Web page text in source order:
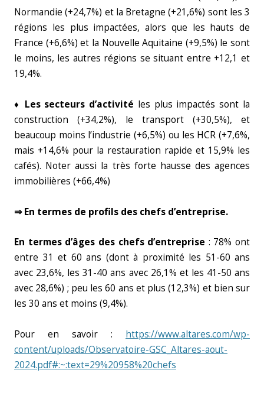
Normandie (+24,7%) et la Bretagne (+21,6%) sont les 3
régions les plus impactées, alors que les hauts de
France (+6,6%) et la Nouvelle Aquitaine (+9,5%) le sont
le moins, les autres régions se situant entre +12,1 et
19,4%.
♦ Les secteurs d’activité les plus impactés sont la
construction (+34,2%), le transport (+30,5%), et
beaucoup moins l’industrie (+6,5%) ou les HCR (+7,6%,
mais +14,6% pour la restauration rapide et 15,9% les
cafés). Noter aussi la très forte hausse des agences
immobilières (+66,4%)
⇒ En termes de profils des chefs d’entreprise.
En termes d’âges des chefs d’entreprise : 78% ont
entre 31 et 60 ans (dont à proximité les 51-60 ans
avec 23,6%, les 31-40 ans avec 26,1% et les 41-50 ans
avec 28,6%) ; peu les 60 ans et plus (12,3%) et bien sur
les 30 ans et moins (9,4%).
Pour en savoir : https://www.altares.com/wp-
content/uploads/Observatoire-GSC_Altares-aout-
2024.pdf#:~:text=29%20958%20chefs